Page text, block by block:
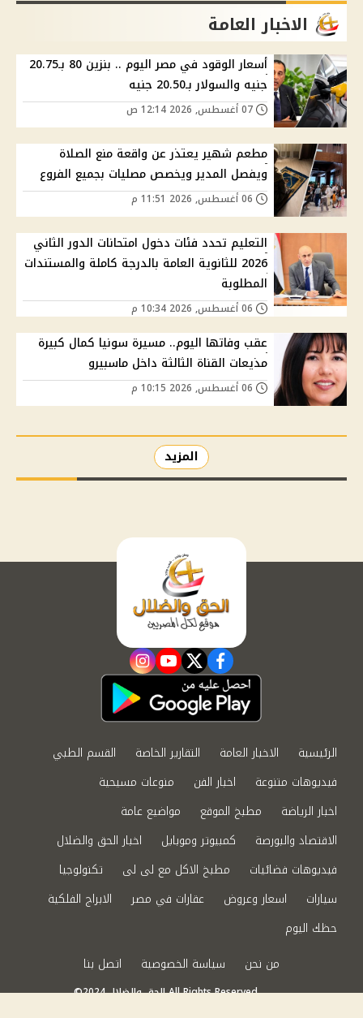
الاخبار العامة
أسعار الوقود في مصر اليوم .. بنزين 80 بـ20.75
جنيه والسولار بـ20.50 جنيه
مطعم شهير يعتذر عن واقعة منع الصلاة
ويفصل المدير ويخصص مصليات بجميع الفروع
التعليم تحدد فئات دخول امتحانات الدور الثاني
2026 للثانوية العامة بالدرجة كاملة والمستندات
المطلوبة
عقب وفاتها اليوم.. مسيرة سونيا كمال كبيرة
مذيعات القناة الثالثة داخل ماسبيرو
المزيد
facebook
twitter
youtube
instagram
الرئيسية الاخبار العامة التقارير الخاصة
القسم الطبي
فيديوهات متنوعة
اخبار الفن
منوعات مسيحية
اخبار الرياضة
مطبخ الموقع
مواضيع عامة
الاقتصاد والبورصة
كمبيوتر وموبايل
اخبار الحق والضلال
فيديوهات فضائيات
مطبخ الاكل مع لى لى
تكنولوجيا
سيارات
اسعار وعروض عقارات في مصر
الابراج الفلكية
حظك اليوم
من نحن
سياسة الخصوصية اتصل بنا
©2024 الحق والضلال All Rights Reserved.